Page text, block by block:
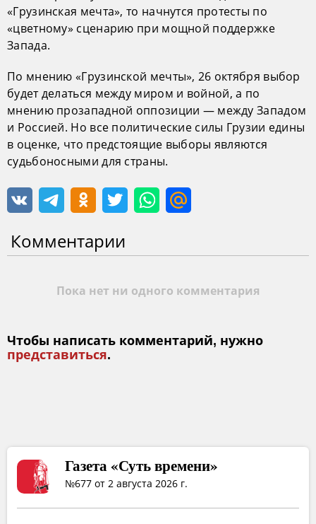
«Грузинская мечта», то начнутся протесты по
«цветному» сценарию при мощной поддержке
Запада.
По мнению «Грузинской мечты», 26 октября выбор
будет делаться между миром и войной, а по
мнению прозападной оппозиции — между Западом
и Россией. Но все политические силы Грузии едины
в оценке, что предстоящие выборы являются
судьбоносными для страны.
Комментарии
Пока нет ни одного комментария
Чтобы написать комментарий, нужно
представиться.
Газета «Суть времени»
№677 от 2 августа 2026 г.